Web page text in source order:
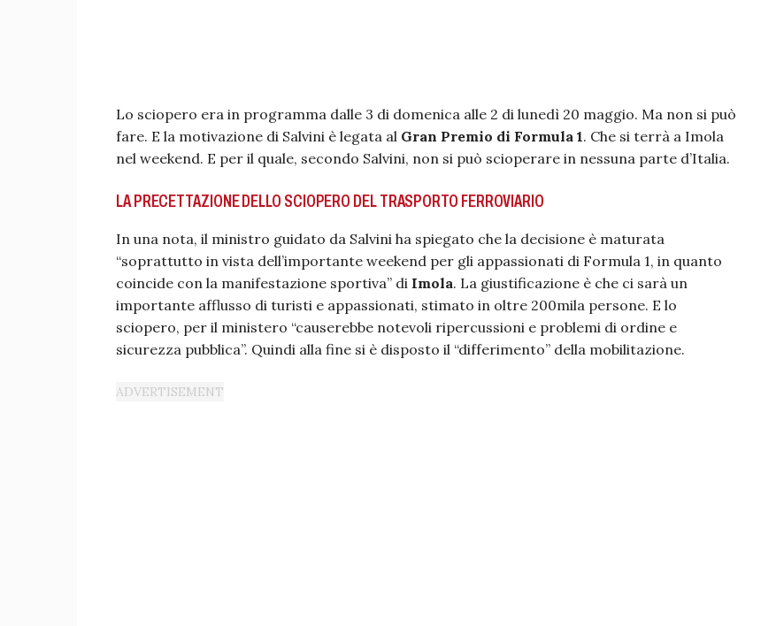
Lo sciopero era in programma dalle 3 di domenica alle 2 di lunedì 20 maggio. Ma non si può
fare. E la motivazione di Salvini è legata al Gran Premio di Formula 1. Che si terrà a Imola
nel weekend. E per il quale, secondo Salvini, non si può scioperare in nessuna parte d’Italia.
LA PRECETTAZIONE DELLO SCIOPERO DEL TRASPORTO FERROVIARIO
In una nota, il ministro guidato da Salvini ha spiegato che la decisione è maturata
“soprattutto in vista dell’importante weekend per gli appassionati di Formula 1, in quanto
coincide con la manifestazione sportiva” di Imola. La giustificazione è che ci sarà un
importante afflusso di turisti e appassionati, stimato in oltre 200mila persone. E lo
sciopero, per il ministero “causerebbe notevoli ripercussioni e problemi di ordine e
sicurezza pubblica”. Quindi alla fine si è disposto il “differimento” della mobilitazione.